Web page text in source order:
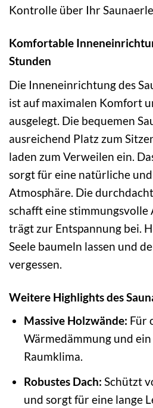
Kontrolle über Ihr
Komfortable
Stunden
Die Inneneinrichtung des
ist auf maximalen Komfort
ausgelegt. Die bequemen
ausreichend Platz zum
laden zum Verweilen ein.
sorgt für eine natürliche
Atmosphäre. Die
schafft eine stimmungsvolle
trägt zur Entspannung bei.
Seele baumeln lassen und
vergessen.
Weitere Highlights des
Massive Holzwände: Für
Wärmedämmung und
Raumklima.
Robustes Dach: Schützt
und sorgt für eine lange